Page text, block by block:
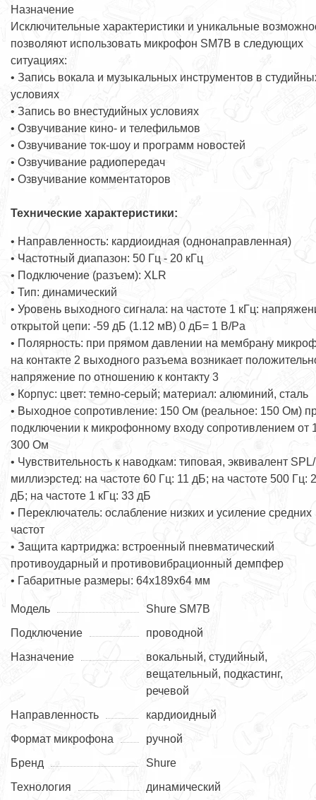
Назначение
Исключительные характеристики и уникальные
позволяют использовать микрофон SM7B в следующих
ситуациях:
• Запись вокала и музыкальных инструментов в
условиях
• Запись во внестудийных условиях
• Озвучивание кино- и телефильмов
• Озвучивание ток-шоу и программ новостей
• Озвучивание радиопередач
• Озвучивание комментаторов
Технические характеристики:
• Направленность: кардиоидная (однонаправленная)
• Частотный диапазон: 50 Гц - 20 кГц
• Подключение (разъем): XLR
• Тип: динамический
• Уровень выходного сигнала: на частоте 1 кГц:
открытой цепи: -59 дБ (1.12 мВ) 0 дБ= 1 В/Pa
• Полярность: при прямом давлении на мембрану
на контакте 2 выходного разъема возникает
напряжение по отношению к контакту 3
• Корпус: цвет: темно-серый; материал: алюминий, сталь
• Выходное сопротивление: 150 Ом (реальное: 150 Ом)
подключении к микрофонному входу сопротивлением от
300 Ом
• Чувствительность к наводкам: типовая, эквивалент SPL/
миллиэрстед: на частоте 60 Гц: 11 дБ; на частоте 500 Гц:
дБ; на частоте 1 кГц: 33 дБ
• Переключатель: ослабление низких и усиление средних
частот
• Защита картриджа: встроенный пневматический
противоударный и противовибрационный демпфер
• Габаритные размеры: 64х189х64 мм
Модель
Shure SM7B
Подключение
проводной
Назначение
вокальный, студийный,
вещательный, подкастинг,
речевой
Направленность
кардиоидный
Формат микрофона
ручной
Бренд
Shure
Технология
динамический